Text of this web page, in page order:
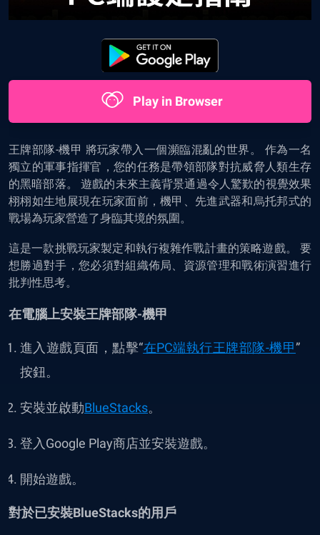
Play in Browser
王牌部隊-機甲 將玩家帶入一個瀕臨混亂的世界。 作為一名
獨立的軍事指揮官，您的任務是帶領部隊對抗威脅人類生存
的黑暗部落。 遊戲的未來主義背景通過令人驚歎的視覺效果
栩栩如生地展現在玩家面前，機甲、先進武器和烏托邦式的
戰場為玩家營造了身臨其境的氛圍。
這是一款挑戰玩家製定和執行複雜作戰計畫的策略遊戲。 要
想勝過對手，您必須對組織佈局、資源管理和戰術演習進行
批判性思考。
在電腦上安裝王牌部隊-機甲
進入遊戲頁面，點擊“在PC端執行王牌部隊-機甲”
按鈕。
安裝並啟動BlueStacks。
登入Google Play商店並安裝遊戲。
開始遊戲。
對於已安裝BlueStacks的用戶